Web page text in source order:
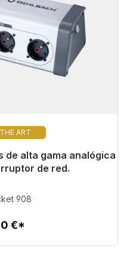
ART
de alta gama analógica
de red.
disponible
908
€*